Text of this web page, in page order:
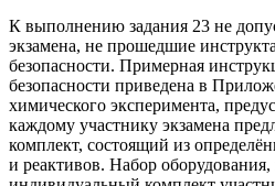
К выполнению задания 23 не
экзамена, не прошедшие
безопасности. Примерная
безопасности приведена в
химического эксперимента,
каждому участнику экзамена
комплект, состоящий из
и реактивов. Набор оборудования,